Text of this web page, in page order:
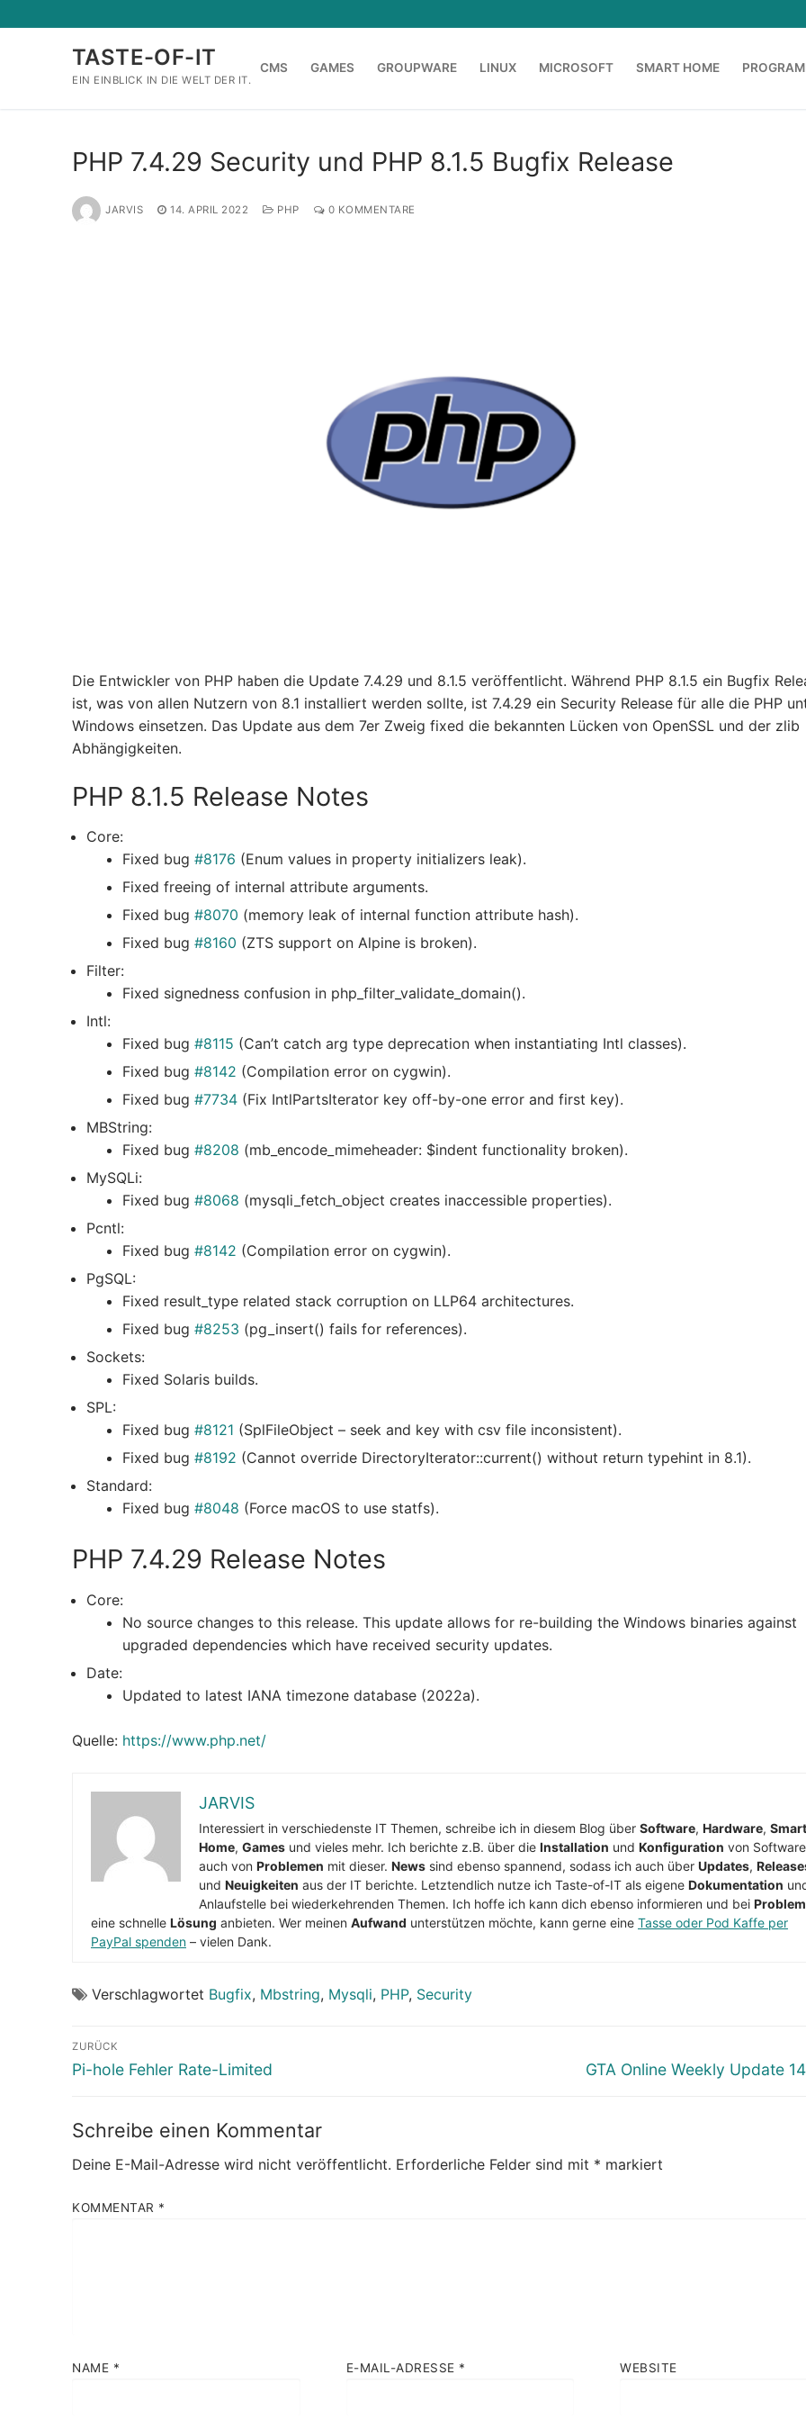
Inhalt
TASTE-OF-IT
EIN EINBLICK IN DIE WELT DER IT.
CMS GAMES GROUPWARE LINUX MICROSOFT SMART HOME
PHP 7.4.29 Security und PHP 8.1.5 Bugfix Release
JARVIS 14. APRIL 2022 PHP 0 KOMMENTARE
Die Entwickler von PHP haben die Update 7.4.29 und 8.1.5 veröffentlicht. Während PHP 8.1.5 ein Bugfix
ist, was von allen Nutzern von 8.1 installiert werden sollte, ist 7.4.29 ein Security Release für alle die PHP
Windows einsetzen. Das Update aus dem 7er Zweig fixed die bekannten Lücken von OpenSSL und der zlib
Abhängigkeiten.
PHP 8.1.5 Release Notes
Core:
Fixed bug #8176 (Enum values in property initializers leak).
Fixed freeing of internal attribute arguments.
Fixed bug #8070 (memory leak of internal function attribute hash).
Fixed bug #8160 (ZTS support on Alpine is broken).
Filter:
Fixed signedness confusion in php_filter_validate_domain().
Intl:
Fixed bug #8115 (Can’t catch arg type deprecation when instantiating Intl classes).
Fixed bug #8142 (Compilation error on cygwin).
Fixed bug #7734 (Fix IntlPartsIterator key off-by-one error and first key).
MBString:
Fixed bug #8208 (mb_encode_mimeheader: $indent functionality broken).
MySQLi:
Fixed bug #8068 (mysqli_fetch_object creates inaccessible properties).
Pcntl:
Fixed bug #8142 (Compilation error on cygwin).
PgSQL:
Fixed result_type related stack corruption on LLP64 architectures.
Fixed bug #8253 (pg_insert() fails for references).
Sockets:
Fixed Solaris builds.
SPL:
Fixed bug #8121 (SplFileObject – seek and key with csv file inconsistent).
Fixed bug #8192 (Cannot override DirectoryIterator::current() without return typehint in 8.1).
Standard:
Fixed bug #8048 (Force macOS to use statfs).
PHP 7.4.29 Release Notes
Core:
No source changes to this release. This update allows for re-building the Windows binaries against
upgraded dependencies which have received security updates.
Date:
Updated to latest IANA timezone database (2022a).
Quelle: https://www.php.net/
JARVIS
Interessiert in verschiedenste IT Themen, schreibe ich in diesem Blog über Software, Hardware, Smart
Home, Games und vieles mehr. Ich berichte z.B. über die Installation und Konfiguration von
auch von Problemen mit dieser. News sind ebenso spannend, sodass ich auch über Updates,
und Neuigkeiten aus der IT berichte. Letztendlich nutze ich Taste-of-IT als eigene Dokumentation
Anlaufstelle bei wiederkehrenden Themen. Ich hoffe ich kann dich ebenso informieren und bei
eine schnelle Lösung anbieten. Wer meinen Aufwand unterstützen möchte, kann gerne eine Tasse oder Pod Kaffe per
PayPal spenden – vielen Dank.
Verschlagwortet Bugfix, Mbstring, Mysqli, PHP, Security
Beitragsnavigation
ZURÜCK
Vorheriger
Pi-hole Fehler Rate-Limited
Nächster
GTA Online Weekly Update
Schreibe einen Kommentar
Deine E-Mail-Adresse wird nicht veröffentlicht. Erforderliche Felder sind mit * markiert
KOMMENTAR *
NAME * E-MAIL-ADRESSE * WEBSITE